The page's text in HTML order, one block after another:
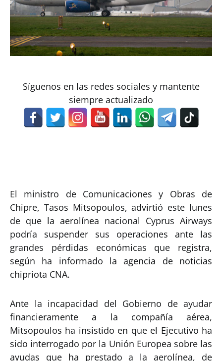
Síguenos en las redes sociales y mantente
siempre actualizado
El ministro de Comunicaciones y Obras de
Chipre, Tasos Mitsopoulos, advirtió este lunes
de que la aerolínea nacional Cyprus Airways
podría suspender sus operaciones ante las
grandes pérdidas económicas que registra,
según ha informado la agencia de noticias
chipriota CNA.
Ante la incapacidad del Gobierno de ayudar
financieramente a la compañía aérea,
Mitsopoulos ha insistido en que el Ejecutivo ha
sido interrogado por la Unión Europea sobre las
ayudas que ha prestado a la aerolínea, de